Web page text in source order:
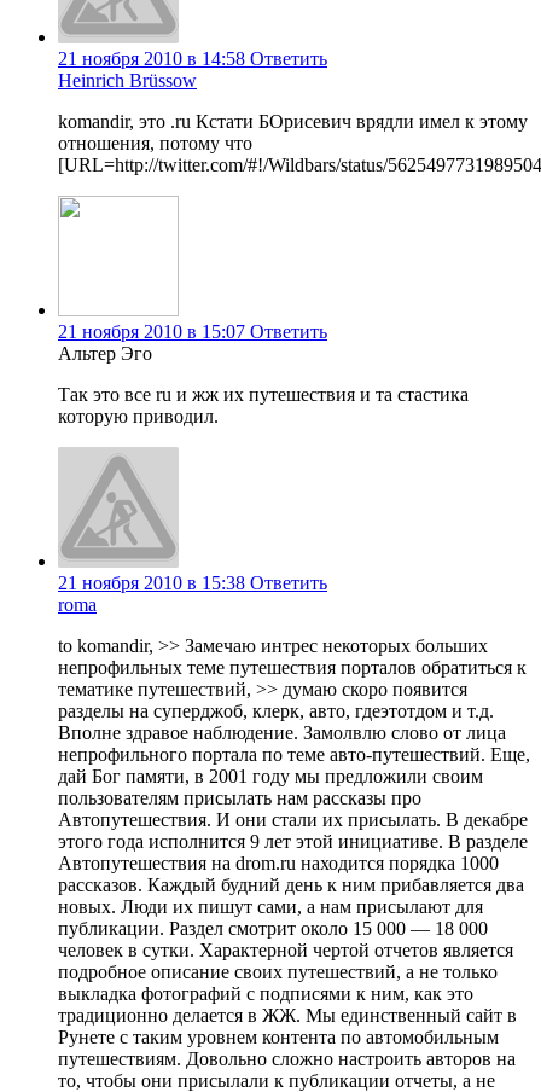
21 ноября 2010 в 14:58 Ответить
Heinrich Brüssow
komandir, это .ru Кстати БОрисевич врядли имел к этому
отношения, потому что
[URL=http://twitter.com/#!/Wildbars/status/
21 ноября 2010 в 15:07 Ответить
Альтер Эго
Так это все ru и жж их путешествия и та стастика
которую приводил.
21 ноября 2010 в 15:38 Ответить
roma
to komandir, >> Замечаю интрес некоторых больших
непрофильных теме путешествия порталов обратиться к
тематике путешествий, >> думаю скоро появится
разделы на суперджоб, клерк, авто, гдеэтотдом и т.д.
Вполне здравое наблюдение. Замолвлю слово от лица
непрофильного портала по теме авто-путешествий. Еще,
дай Бог памяти, в 2001 году мы предложили своим
пользователям присылать нам рассказы про
Автопутешествия. И они стали их присылать. В декабре
этого года исполнится 9 лет этой инициативе. В разделе
Автопутешествия на drom.ru находится порядка 1000
рассказов. Каждый будний день к ним прибавляется два
новых. Люди их пишут сами, а нам присылают для
публикации. Раздел смотрит около 15 000 — 18 000
человек в сутки. Характерной чертой отчетов является
подробное описание своих путешествий, а не только
выкладка фотографий с подписями к ним, как это
традиционно делается в ЖЖ. Мы единственный сайт в
Рунете с таким уровнем контента по автомобильным
путешествиям. Довольно сложно настроить авторов на
то, чтобы они присылали к публикации отчеты, а не